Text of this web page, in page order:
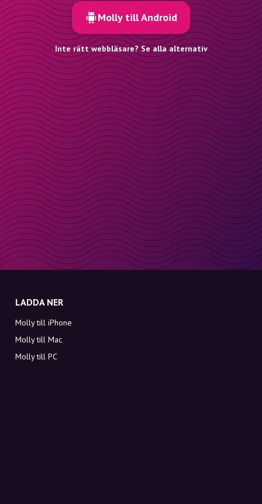
Molly till Android
Inte rätt webbläsare? Se alla alternativ
LADDA NER
Molly till iPhone
Molly till Mac
Molly till PC